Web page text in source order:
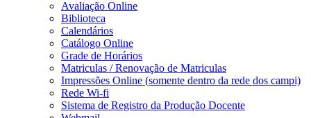
Avaliação Online
Biblioteca
Calendários
Catálogo Online
Grade de Horários
Matriculas / Renovação de Matriculas
Impressões Online (somente dentro da rede dos campi)
Rede Wi-fi
Sistema de Registro da Produção Docente